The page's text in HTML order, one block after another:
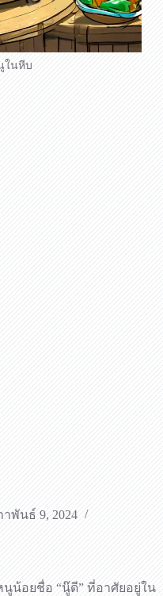
ในหีบ
พันธ์ 9, 2024
น้อยชื่อ “นู๊ดี” ที่อาศัยอยู่ใน